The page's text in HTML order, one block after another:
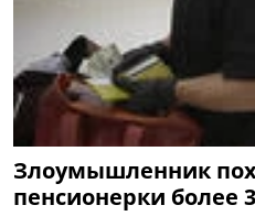
Злоумышленник
пенсионерки более